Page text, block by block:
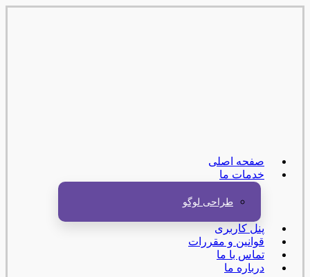
صفحه اصلی
خدمات ما
طراحی لوگو
پنل کاربری
قوانین و مقررات
تماس با ما
درباره ما